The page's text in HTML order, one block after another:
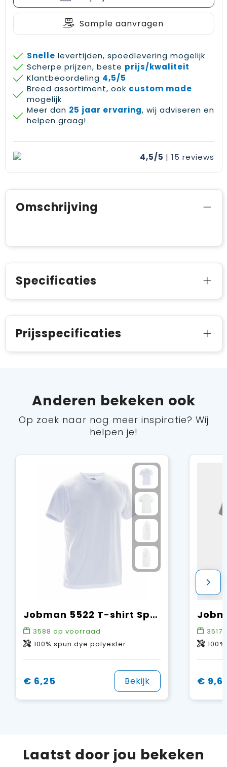
Sample aanvragen
Snelle levertijden, spoedlevering mogelijk
Scherpe prijzen, beste prijs/kwaliteit
Klantbeoordeling 4,5/5
Breed assortiment, ook custom made
mogelijk
Meer dan 25 jaar ervaring, wij adviseren en
helpen graag!
4,5/5 | 15 reviews
Omschrijving
Specificaties
Prijsspecificaties
Anderen bekeken ook
Op zoek naar nog meer inspiratie? Wij
helpen je!
Jobman 5522 T-shirt Spun-Dye
3588 op voorraad
100% spun dye polyester
€ 6,25 Bekijk
35173
100%
€ 9,61
Laatst door jou bekeken